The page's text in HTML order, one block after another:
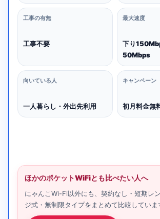
工事の有無
工事不要
最大速度
下り
50Mbps
向いている人
一人暮らし・外出先利用
キャンペーン
初月料金無
ほかのポケットWiFiとも比べたい人へ
にゃんこWi-Fi以外にも、契約なし・短期レ
ジ式・無制限タイプをまとめて比較していま